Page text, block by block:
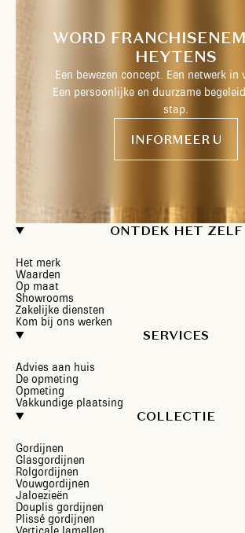
ONTDEK HET ZELF
Het merk
Waarden
Op maat
Showrooms
Zakelijke diensten
Kom bij ons werken
SERVICES
Advies aan huis
De opmeting
Opmeting
Vakkundige plaatsing
COLLECTIE
Gordijnen
Glasgordijnen
Rolgordijnen
Vouwgordijnen
Jaloezieën
Douplis gordijnen
Plissé gordijnen
WORD
HEYTENS
Een bewezen concept. Een netwerk in
Een persoonlijke en duurzame
stap.
INFORMEER U